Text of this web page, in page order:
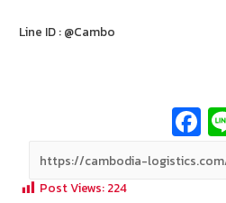
Line ID : @Cambo
b
Post Views: 224